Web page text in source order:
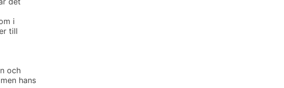
i
till
och
hans